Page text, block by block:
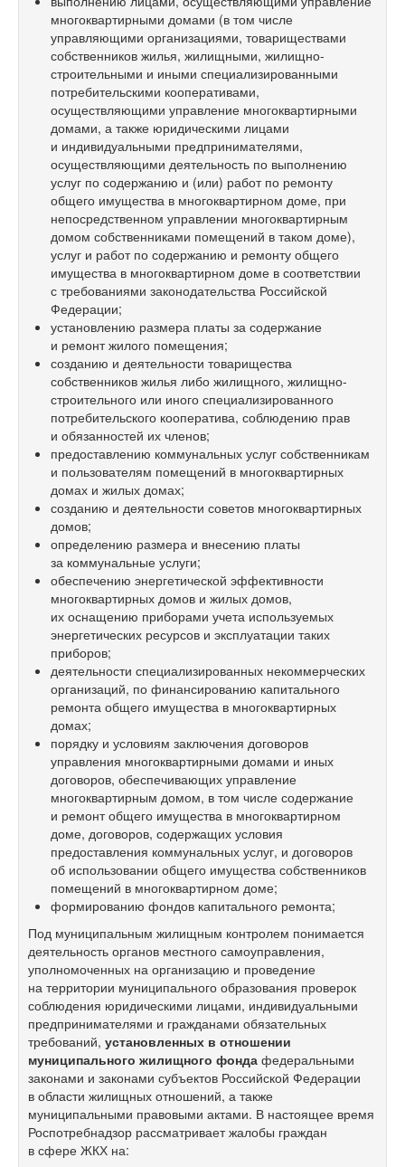
многоквартирными домами (в том числе
управляющими организациями, товариществами
собственников жилья, жилищными, жилищно-
строительными и иными специализированными
потребительскими кооперативами,
осуществляющими управление многоквартирными
домами, а также юридическими лицами
и индивидуальными предпринимателями,
осуществляющими деятельность по выполнению
услуг по содержанию и (или) работ по ремонту
общего имущества в многоквартирном доме, при
непосредственном управлении многоквартирным
домом собственниками помещений в таком доме),
услуг и работ по содержанию и ремонту общего
имущества в многоквартирном доме в соответствии
с требованиями законодательства Российской
Федерации;
установлению размера платы за содержание
и ремонт жилого помещения;
созданию и деятельности товарищества
собственников жилья либо жилищного, жилищно-
строительного или иного специализированного
потребительского кооператива, соблюдению прав
и обязанностей их членов;
предоставлению коммунальных услуг собственникам
и пользователям помещений в многоквартирных
домах и жилых домах;
созданию и деятельности советов многоквартирных
домов;
определению размера и внесению платы
за коммунальные услуги;
обеспечению энергетической эффективности
многоквартирных домов и жилых домов,
их оснащению приборами учета используемых
энергетических ресурсов и эксплуатации таких
приборов;
деятельности специализированных некоммерческих
организаций, по финансированию капитального
ремонта общего имущества в многоквартирных
домах;
порядку и условиям заключения договоров
управления многоквартирными домами и иных
договоров, обеспечивающих управление
многоквартирным домом, в том числе содержание
и ремонт общего имущества в многоквартирном
доме, договоров, содержащих условия
предоставления коммунальных услуг, и договоров
об использовании общего имущества собственников
помещений в многоквартирном доме;
формированию фондов капитального ремонта;
Под муниципальным жилищным контролем понимается
деятельность органов местного самоуправления,
уполномоченных на организацию и проведение
на территории муниципального образования проверок
соблюдения юридическими лицами, индивидуальными
предпринимателями и гражданами обязательных
требований, установленных в отношении
муниципального жилищного фонда федеральными
законами и законами субъектов Российской Федерации
в области жилищных отношений, а также
муниципальными правовыми актами. В настоящее время
Роспотребнадзор рассматривает жалобы граждан
в сфере ЖКХ на: